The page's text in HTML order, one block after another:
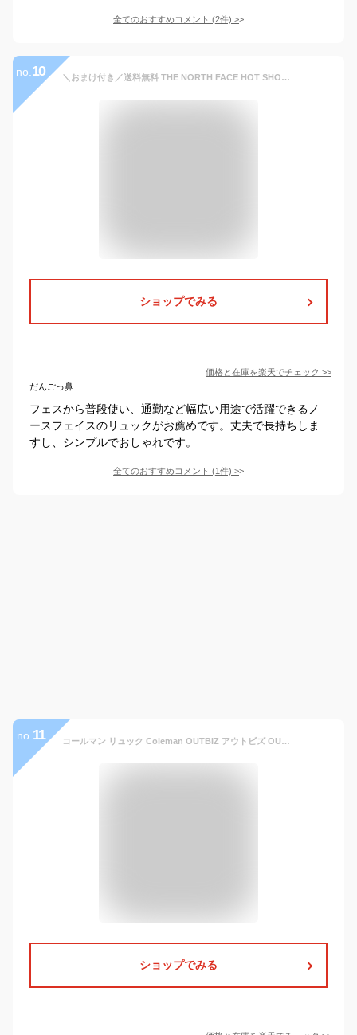
全てのおすすめコメント (2件) >
no. 10 ＼おまけ付き／送料無料 THE NORTH FACE HOT SHOT ザノースフェイス 韓国正規品 28l リュック バッグ かばん 大容量 大型 学生 通学 通勤 旅行 メンズ レディース 大人 おしゃれ ホットショット マザーズバッグ【レビューキャンペーン】
ショップでみる
価格と在庫を楽天でチェック >>
だんごっ鼻
フェスから普段使い、通勤など幅広い用途で活躍できるノ
ースフェイスのリュックがお薦めです。丈夫で長持ちしま
すし、シンプルでおしゃれです。
全てのおすすめコメント (1件) >
no. 11 コールマン リュック Coleman OUTBIZ アウトビズ OUTBIZ SMART リュックサック デイパック バックパック ビジネスリュック 25L アウトビズスマート B4 軽量 アウトドア ブランド メンズ レディース 男女兼用 普段使い 通学 通勤 ビジネス 旅行 PC収納 OUTBIZSMART
ショップでみる